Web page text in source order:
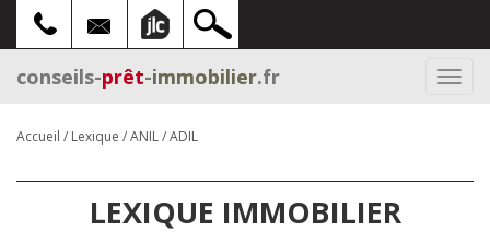
conseils-prêt-immobilier.fr
Accueil / Lexique /ANIL / ADIL
LEXIQUE IMMOBILIER